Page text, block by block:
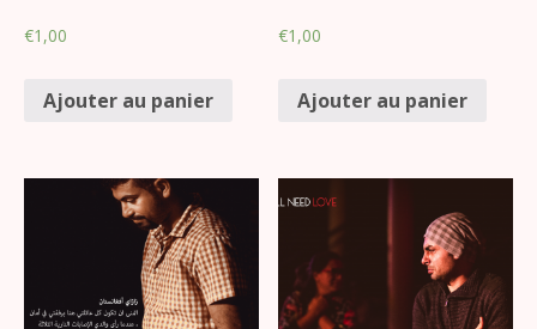
€1,00
Ajouter au panier
€1,00
Ajouter au panier